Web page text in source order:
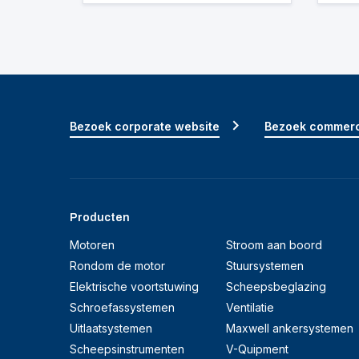
Producten
Motoren
Rondom de motor
Elektrische voortstuwing
Schroefassystemen
Uitlaatsystemen
Scheepsinstrumenten
Stroom aan boord
Stuursystemen
Scheepsbeglazing
Ventilatie
Maxwell ankersystemen
V-Quipment
Bezoek corporate website Bezoek